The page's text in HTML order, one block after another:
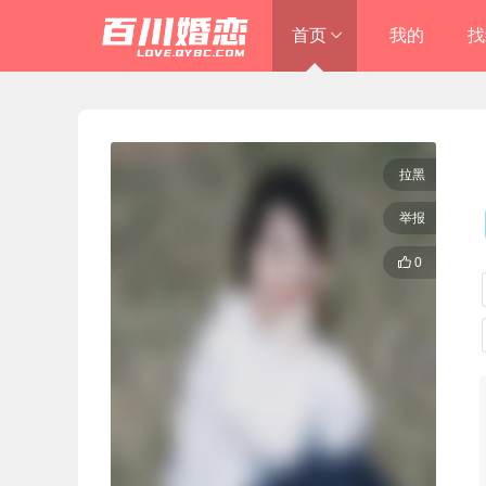
首页
恒福商务中心店
我的
拉黑
举报
 0